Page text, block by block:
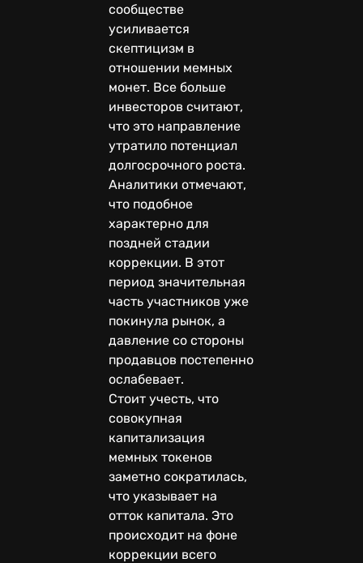
сообществе
усиливается
скептицизм в
отношении мемных
монет. Все больше
инвесторов считают,
что это направление
утратило потенциал
долгосрочного роста.
Аналитики отмечают,
что подобное
характерно для
поздней стадии
коррекции. В этот
период значительная
часть участников уже
покинула рынок, а
давление со стороны
продавцов постепенно
ослабевает.
Стоит учесть, что
совокупная
капитализация
мемных токенов
заметно сократилась,
что указывает на
отток капитала. Это
происходит на фоне
коррекции всего